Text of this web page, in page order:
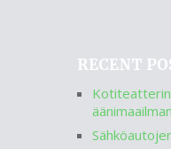
RECENT
äänimaailman